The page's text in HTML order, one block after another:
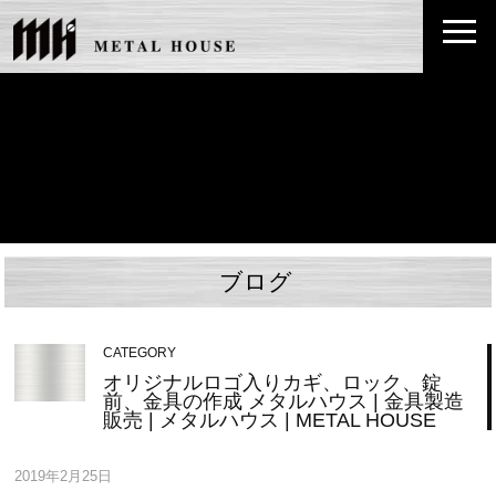
ブログ
CATEGORY
オリジナルロゴ入りカギ、ロック、錠
前、金具の作成 メタルハウス | 金具製造
販売 | メタルハウス | METAL HOUSE
2019年2月25日